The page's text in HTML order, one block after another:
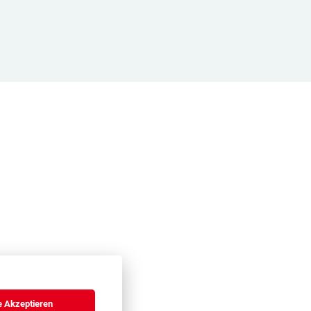
Akzeptieren